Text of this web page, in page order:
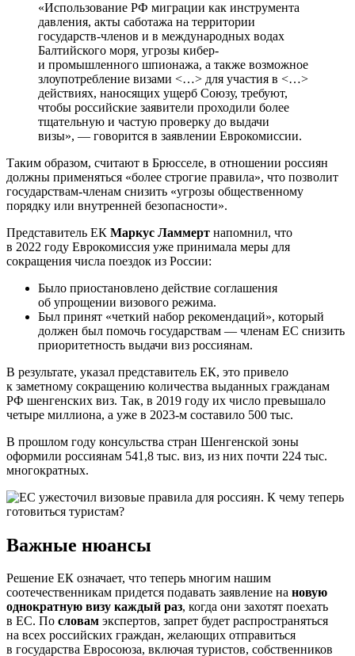
«Использование РФ миграции как инструмента
давления, акты саботажа на территории
государств-членов и в международных водах
Балтийского моря, угрозы кибер-
и промышленного шпионажа, а также возможное
злоупотребление визами <…> для участия в <…>
действиях, наносящих ущерб Союзу, требуют,
чтобы российские заявители проходили более
тщательную и частую проверку до выдачи
визы», — говорится в заявлении Еврокомиссии.
Таким образом, считают в Брюсселе, в отношении россиян
должны применяться «более строгие правила», что позволит
государствам-членам снизить «угрозы общественному
порядку или внутренней безопасности».
Представитель ЕК Маркус Ламмерт напомнил, что
в 2022 году Еврокомиссия уже принимала меры для
сокращения числа поездок из России:
Было приостановлено действие соглашения
об упрощении визового режима.
Был принят «четкий набор рекомендаций», который
должен был помочь государствам — членам ЕС снизить
приоритетность выдачи виз россиянам.
В результате, указал представитель ЕК, это привело
к заметному сокращению количества выданных гражданам
РФ шенгенских виз. Так, в 2019 году их число превышало
четыре миллиона, а уже в 2023-м составило 500 тыс.
В прошлом году консульства стран Шенгенской зоны
оформили россиянам 541,8 тыс. виз, из них почти 224 тыс.
многократных.
Важные нюансы
Решение ЕК означает, что теперь многим нашим
соотечественникам придется подавать заявление на новую
однократную визу каждый раз, когда они захотят поехать
в ЕС. По словам экспертов, запрет будет распространяться
на всех российских граждан, желающих отправиться
в государства Евросоюза, включая туристов, собственников